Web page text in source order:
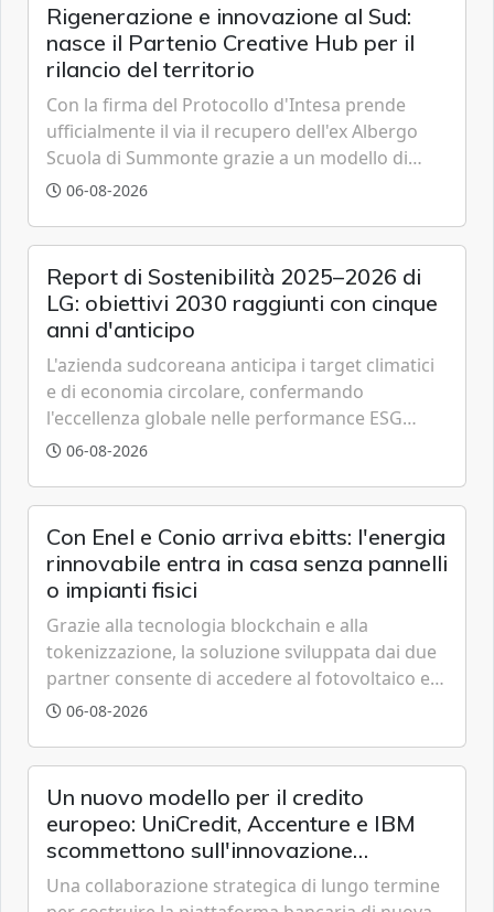
Rigenerazione e innovazione al Sud:
nasce il Partenio Creative Hub per il
rilancio del territorio
Con la firma del Protocollo d'Intesa prende
ufficialmente il via il recupero dell'ex Albergo
Scuola di Summonte grazie a un modello di
partenariato pubblico-privato e a una rete di
06-08-2026
Report di Sostenibilità 2025–2026 di
LG: obiettivi 2030 raggiunti con cinque
anni d'anticipo
L'azienda sudcoreana anticipa i target climatici
e di economia circolare, confermando
l'eccellenza globale nelle performance ESG
grazie a innovazione, accessibilità e governance
06-08-2026
Con Enel e Conio arriva ebitts: l'energia
rinnovabile entra in casa senza pannelli
o impianti fisici
Grazie alla tecnologia blockchain e alla
tokenizzazione, la soluzione sviluppata dai due
partner consente di accedere al fotovoltaico e
all'eolico ottenendo risparmi diretti in bolletta,
06-08-2026
Un nuovo modello per il credito
europeo: UniCredit, Accenture e IBM
scommettono sull'innovazione
tecnologica
Una collaborazione strategica di lungo termine